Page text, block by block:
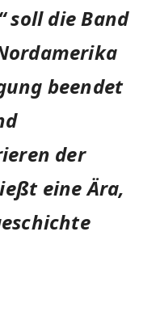
soll die Band
beendet
der
eine Ära,